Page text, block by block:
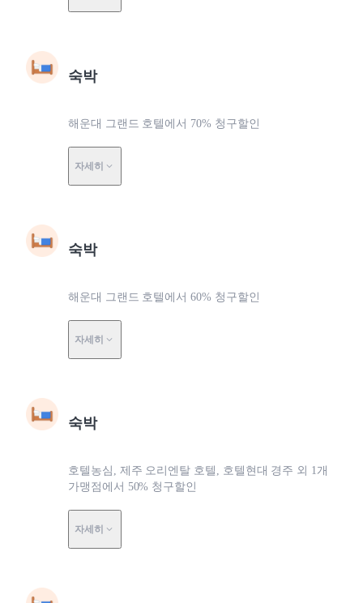
숙박
해운대 그랜드 호텔에서 70% 청구할인
자세히
숙박
해운대 그랜드 호텔에서 60% 청구할인
자세히
숙박
호텔농심, 제주 오리엔탈 호텔, 호텔현대 경주 외 1개
가맹점에서 50% 청구할인
자세히